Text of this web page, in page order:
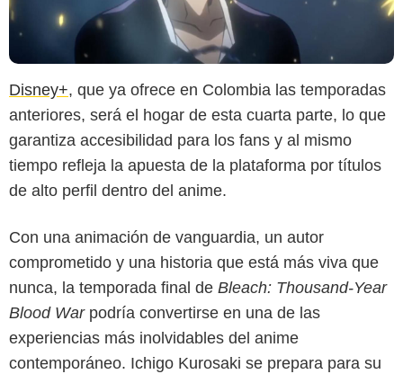
Disney+, que ya ofrece en Colombia las temporadas
anteriores, será el hogar de esta cuarta parte, lo que
garantiza accesibilidad para los fans y al mismo
tiempo refleja la apuesta de la plataforma por títulos
de alto perfil dentro del anime.
Con una animación de vanguardia, un autor
comprometido y una historia que está más viva que
nunca, la temporada final de Bleach: Thousand-Year
Blood Warpodría convertirse en una de las
experiencias más inolvidables del anime
contemporáneo. Ichigo Kurosaki se prepara para su